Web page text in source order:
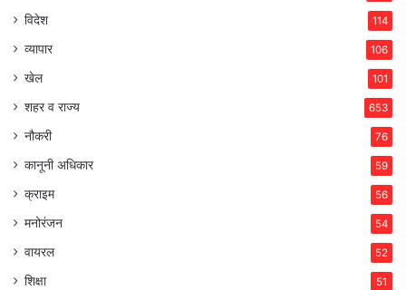
विदेश 114
व्यापार 106
खेल 101
शहर व राज्य 653
नौकरी 76
कानूनी अधिकार 59
क्राइम 56
मनोरंजन 54
वायरल 52
शिक्षा 51